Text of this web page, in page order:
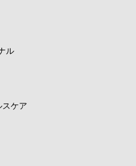
ル
スケア